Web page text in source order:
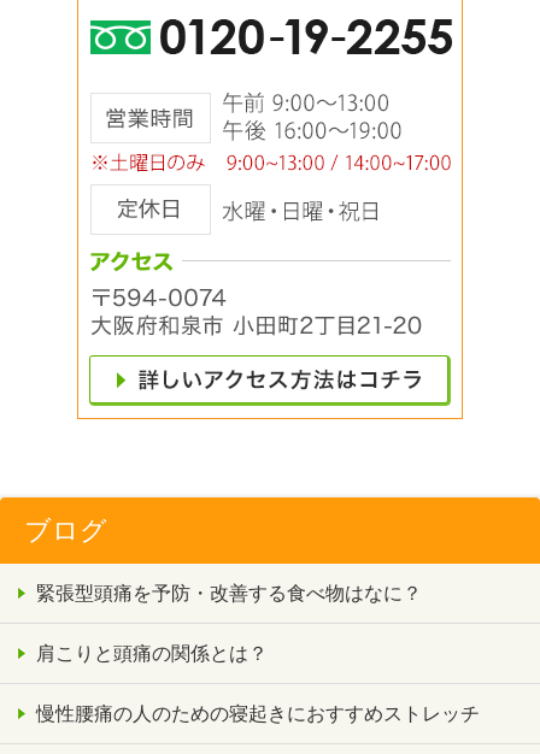
ブログ
緊張型頭痛を予防・改善する食べ物はなに？
肩こりと頭痛の関係とは？
慢性腰痛の人のための寝起きにおすすめストレッチ